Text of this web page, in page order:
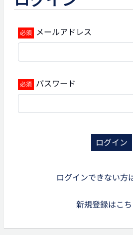
メールアドレス
パスワード
ログイン
ログインできない方
新規登録はこち